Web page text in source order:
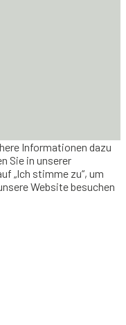
Informationen dazu
Sie in unserer
„Ich stimme zu“, um
Website besuchen